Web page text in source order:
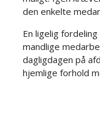
den enkelte
En ligelig
mandlige
dagligdagen på
hjemlige forhold